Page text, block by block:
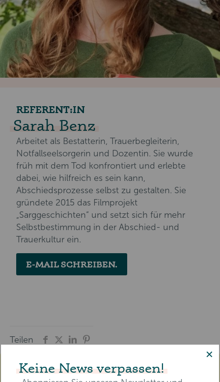
REFERENT:IN
Sarah Benz
Arbeitet als Bestatterin, Trauerbegleiterin,
Notfallseelsorgerin und Dozentin. Sie wurde
früh mit dem Tod konfrontiert und erlebte
dabei, wie hilfreich es sein kann,
Abschiedsprozesse selbst zu gestalten. Sie
gründete 2015 das Filmprojekt
„Sarggeschichten“ und setzt sich für mehr
Selbstbestimmung in der Abschied- und
Trauerkultur ein.
E-MAIL SCHREIBEN.
Teilen
✕
Keine News verpassen!